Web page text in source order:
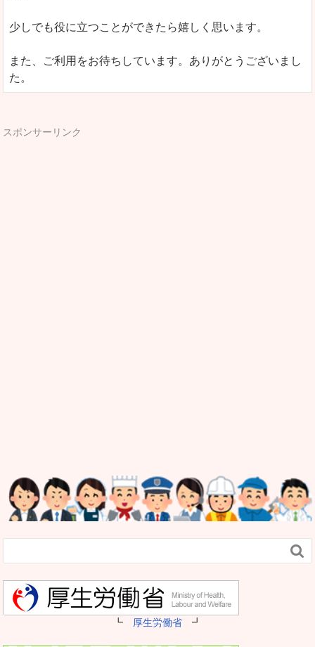
少しでも役に立つことができたら嬉しく思います。
また、ご利用をお待ちしています。ありがとうございまし
た。
スポンサーリンク

┗ 厚生労働省 ┛